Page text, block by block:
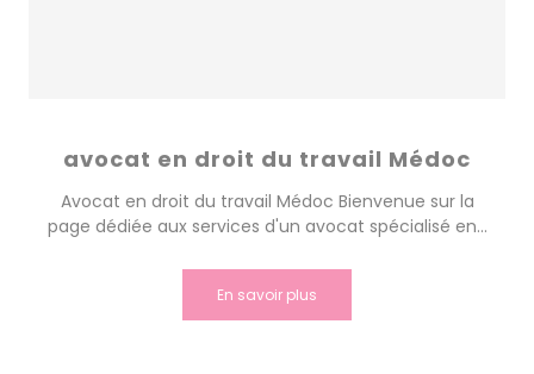
avocat en droit du travail Médoc
Avocat en droit du travail Médoc Bienvenue sur la
page dédiée aux services d'un avocat spécialisé en...
En savoir plus